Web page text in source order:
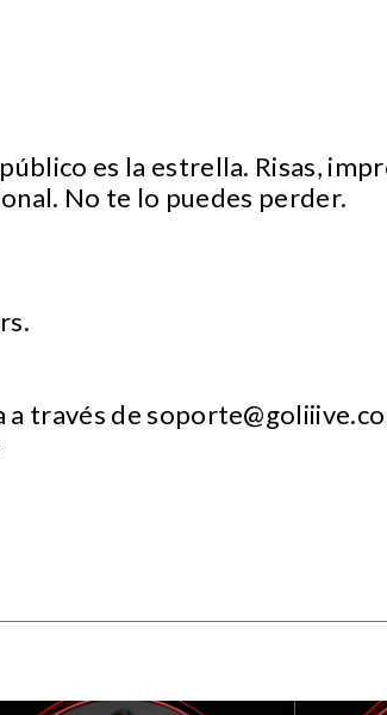
es la estrella. Risas,
No te lo puedes perder.
a través de